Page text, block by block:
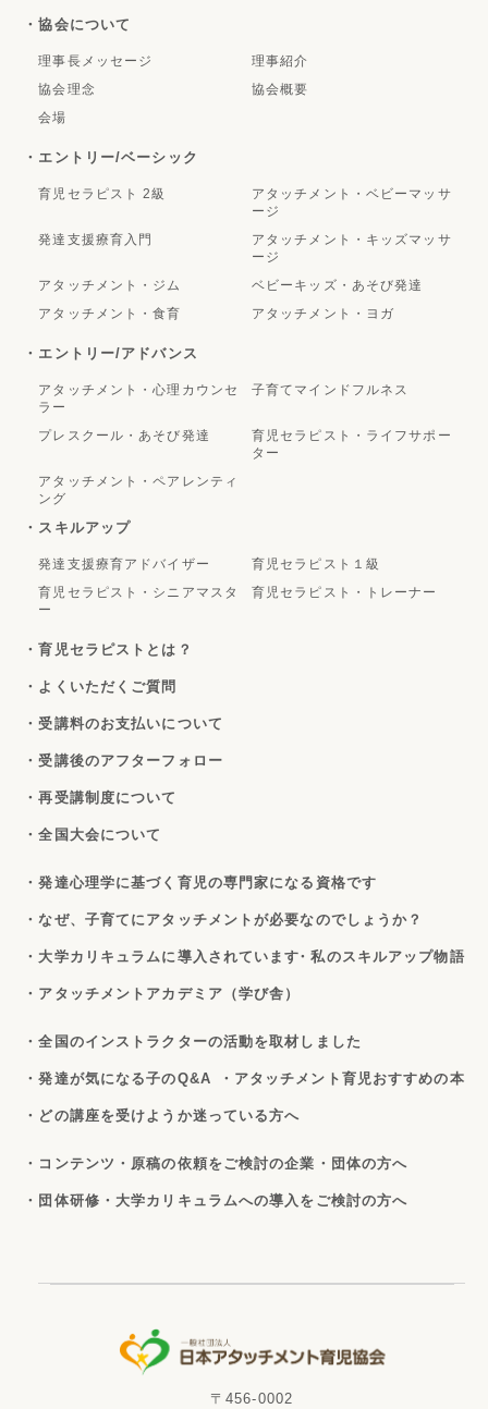
・協会について
理事長メッセージ
理事紹介
協会理念
協会概要
会場
・エントリー/ベーシック
育児セラピスト 2級
アタッチメント・ベビーマッサ
ージ
発達支援療育入門
アタッチメント・キッズマッサ
ージ
アタッチメント・ジム
ベビーキッズ・あそび発達
アタッチメント・食育
アタッチメント・ヨガ
・エントリー/アドバンス
アタッチメント・心理カウンセ
ラー
子育てマインドフルネス
プレスクール・あそび発達
育児セラピスト・ライフサポー
ター
アタッチメント・ペアレンティ
ング
・スキルアップ
発達支援療育アドバイザー
育児セラピスト１級
育児セラピスト・シニアマスタ
ー
育児セラピスト・トレーナー
・育児セラピストとは？
・よくいただくご質問
・受講料のお支払いについて
・受講後のアフターフォロー
・再受講制度について
・全国大会について
・発達心理学に基づく育児の専門家になる資格です
・なぜ、子育てにアタッチメントが必要なのでしょうか？
・大学カリキュラムに導入されています・私のスキルアップ物語
・アタッチメントアカデミア（学び舎）
・全国のインストラクターの活動を取材しました
・発達が気になる子のQ&A ・アタッチメント育児おすすめの本
・どの講座を受けようか迷っている方へ
・コンテンツ・原稿の依頼をご検討の企業・団体の方へ
・団体研修・大学カリキュラムへの導入をご検討の方へ
〒456-0002